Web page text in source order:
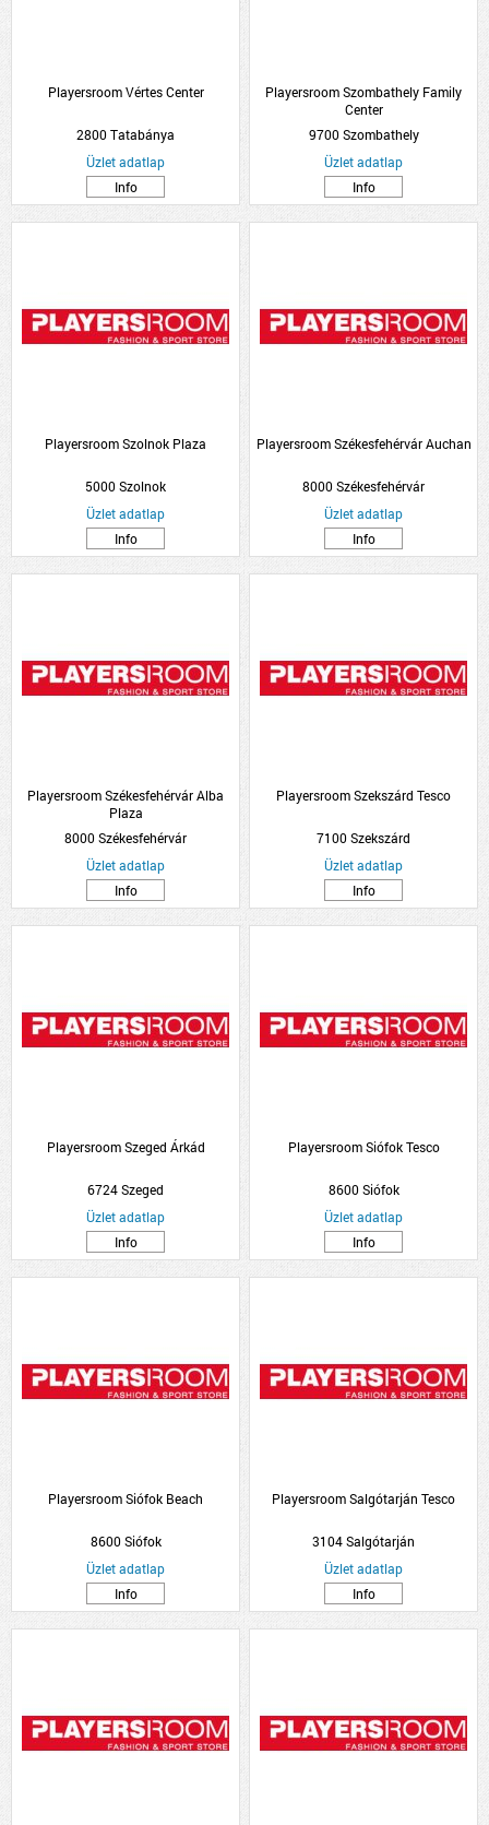
Playersroom Vértes Center
2800 Tatabánya
Üzlet adatlap
Info
Playersroom Szombathely Family
Center
9700 Szombathely
Üzlet adatlap
Info
Playersroom Szolnok Plaza
5000 Szolnok
Üzlet adatlap
Info
Playersroom Székesfehérvár Auchan
8000 Székesfehérvár
Üzlet adatlap
Info
Playersroom Székesfehérvár Alba
Plaza
8000 Székesfehérvár
Üzlet adatlap
Info
Playersroom Szekszárd Tesco
7100 Szekszárd
Üzlet adatlap
Info
Playersroom Szeged Árkád
6724 Szeged
Üzlet adatlap
Info
Playersroom Siófok Tesco
8600 Siófok
Üzlet adatlap
Info
Playersroom Siófok Beach
8600 Siófok
Üzlet adatlap
Info
Playersroom Salgótarján Tesco
3104 Salgótarján
Üzlet adatlap
Info